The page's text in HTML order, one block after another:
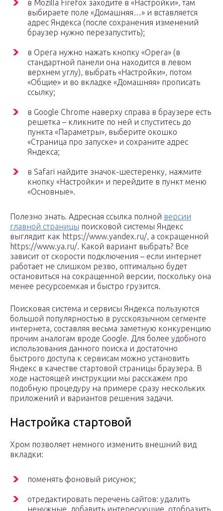
в Mozilla Firefox заходите в «Настройки», там
выбираете поле «Домашняя…» и вставляется
адрес Яндекса (после сохранения изменений
браузер нужно перезапустить);
в Opera нужно нажать кнопку «Opera» (в
стандартной панели она находится в левом
верхнем углу), выбрать «Настройки», потом
«Общие» и во вкладке «Домашняя» прописать
ссылку;
в Google Chrome наверху справа в браузере есть
решетка – кликните по ней и спуститесь до
пункта «Параметры», выберите окошко
«Страница про запуске» и сохраните адрес
Яндекса;
в Safari найдите значок-шестеренку, нажмите
кнопку «Настройки» и перейдите в пункт меню
«Основные».
Полезно знать. Адресная ссылка полной версии
главной страницы поисковой системы Яндекс
выглядит как https://www.yandex.ru/, а сокращенной
https://www.ya.ru/. Какой вариант выбрать? Все
зависит от скорости подключения – если интернет
работает не слишком резво, оптимально будет
остановиться на сокращенной версии, поскольку она
менее ресурсоемкая и быстро грузится.
Поисковая система и сервисы Яндекса пользуются
большой популярностью в русскоязычном сегменте
интернета, составляя весьма заметную конкуренцию
прочим аналогам вроде Google. Для более удобного
использования данного поиска и достаточно
быстрого доступа к сервисам можно установить
Яндекс в качестве стартовой страницы браузера. В
ходе настоящей инструкции мы расскажем про
подобную процедуру на примере сразу нескольких
приложений и вариантов решения задачи.
Настройка стартовой
Хром позволяет немного изменить внешний вид
вкладки:
поменять фоновый рисунок;
отредактировать перечень сайтов: удалить
ненужные, добавить интересующие, отобразить